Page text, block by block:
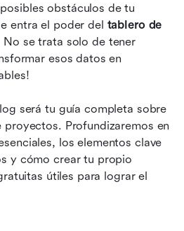
obstáculos de tu
entra el poder del tablero de
No se trata solo de tener
esos datos en
será tu guía completa sobre
Profundizaremos en
los elementos clave
y cómo crear tu propio
útiles para lograr el